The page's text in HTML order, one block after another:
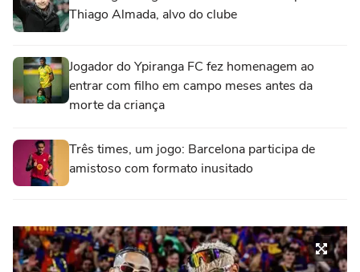
Thiago Almada, alvo do clube
Jogador do Ypiranga FC fez homenagem ao
entrar com filho em campo meses antes da
morte da criança
Três times, um jogo: Barcelona participa de
amistoso com formato inusitado